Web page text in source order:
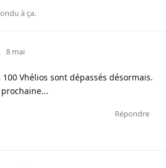
à ça.
8 mai
Vhélios sont dépassés désormais.
Répondre